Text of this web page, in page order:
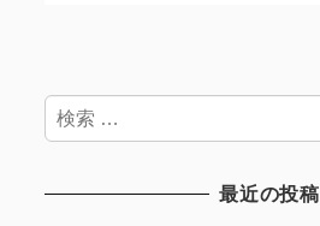
検
索
最近の投稿